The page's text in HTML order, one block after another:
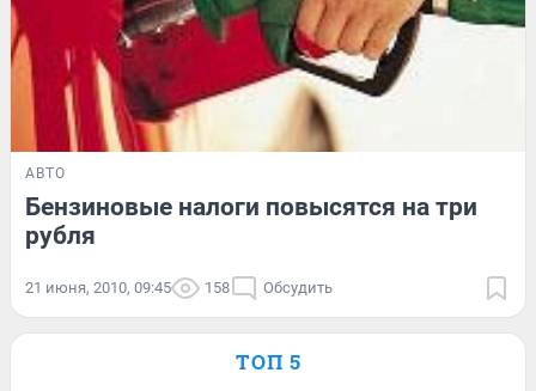
АВТО
Бензиновые налоги повысятся на три
рубля
21 июня, 2010, 09:45 158 Обсудить
ТОП 5